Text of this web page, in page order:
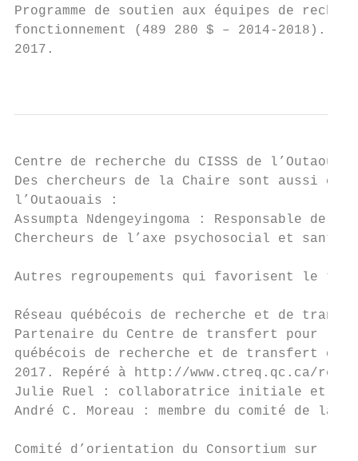
Programme de soutien aux équipes de
fonctionnement (489 280 $ – 2014-2018).
2017.
Centre de recherche du CISSS de l’Outaouais
Des chercheurs de la Chaire sont aussi
l’Outaouais :
Assumpta Ndengeyingoma : Responsable de
Chercheurs de l’axe psychosocial et
Autres regroupements qui favorisent le
Réseau québécois de recherche et de
Partenaire du Centre de transfert pour la
québécois de recherche et de transfert
2017. Repéré à http://www.ctreq.qc.ca/
Julie Ruel : collaboratrice initiale et
André C. Moreau : membre du comité de
Comité d’orientation du Consortium sur la